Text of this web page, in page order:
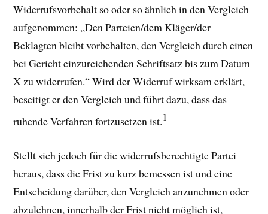
Widerrufsvorbehalt so oder so ähnlich in den Vergleich
aufgenommen: „Den Parteien/dem Kläger/der
Beklagten bleibt vorbehalten, den Vergleich durch einen
bei Gericht einzureichenden Schriftsatz bis zum Datum
X zu widerrufen.“ Wird der Widerruf wirksam erklärt,
beseitigt er den Vergleich und führt dazu, dass das
ruhende Verfahren fortzusetzen ist.1
Stellt sich jedoch für die widerrufsberechtigte Partei
heraus, dass die Frist zu kurz bemessen ist und eine
Entscheidung darüber, den Vergleich anzunehmen oder
abzulehnen, innerhalb der Frist nicht möglich ist,